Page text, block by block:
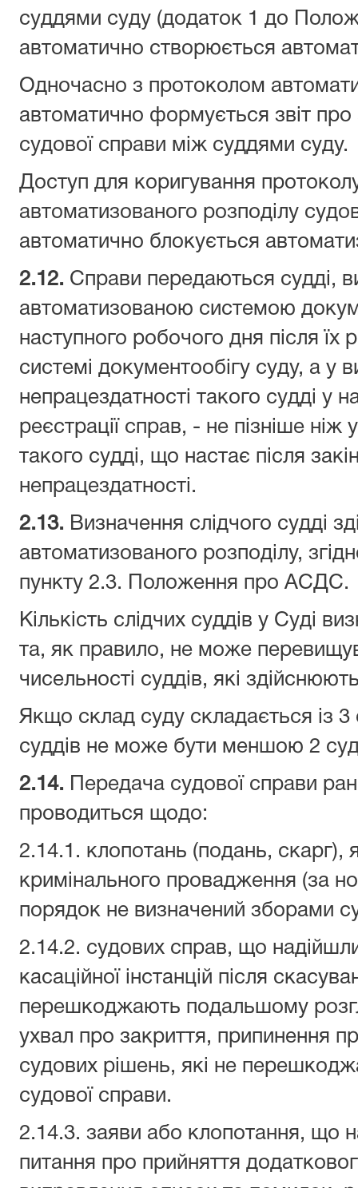
суддями суду (додаток 1 до
автоматично створюється
Одночасно з протоколом
автоматично формується звіт
судової справи між суддями суду.
Доступ для коригування
автоматизованого розподілу
автоматично блокується
2.12. Справи передаються судді,
автоматизованою системою
наступного робочого дня після їх
системі документообігу суду, а у
непрацездатності такого судді у
реєстрації справ, - не пізніше
такого судді, що настає після
непрацездатності.
2.13. Визначення слідчого судді
автоматизованого розподілу,
пункту 2.3. Положення про АСДС.
Кількість слідчих суддів у Суді
та, як правило, не може
чисельності суддів, які
Якщо склад суду складається із 3
суддів не може бути меншою 2
2.14. Передача судової справи
проводиться щодо:
2.14.1. клопотань (подань, скарг),
кримінального провадження (за
порядок не визначений зборами
2.14.2. судових справ, що надійшли
касаційної інстанцій після
перешкоджають подальшому
ухвал про закриття, припинення
судових рішень, які не
судової справи.
2.14.3. заяви або клопотання, що
питання про прийняття